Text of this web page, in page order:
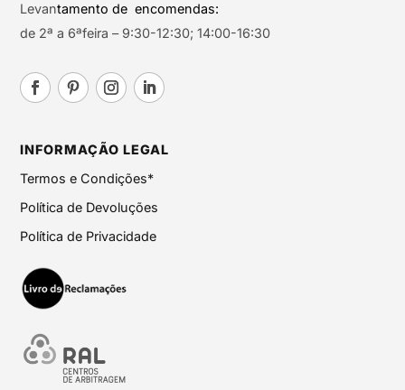
Levantamento de encomendas:
de 2ª a 6ªfeira – 9:30-12:30; 14:00-16:30
INFORMAÇÃO LEGAL
Termos e Condições*
Política de Devoluções
Política de Privacidade